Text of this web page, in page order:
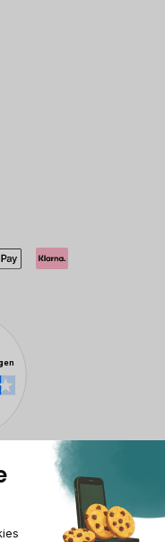
Verwaltung